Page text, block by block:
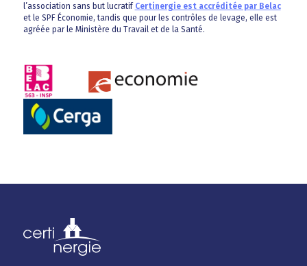
l’association sans but lucratif Certinergie est accréditée par Belac
et le SPF Économie, tandis que pour les contrôles de levage, elle est
agréée par le Ministère du Travail et de la Santé.